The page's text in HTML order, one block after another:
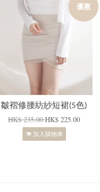
優惠
皺褶修腰紡紗短裙(5色)
HK$ 235.00HK$ 225.00
加入購物車